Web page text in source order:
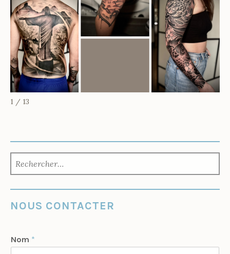
1 / 13
NOUS CONTACTER
Nom *